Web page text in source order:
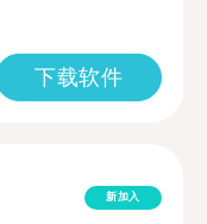
下载软件
新加入